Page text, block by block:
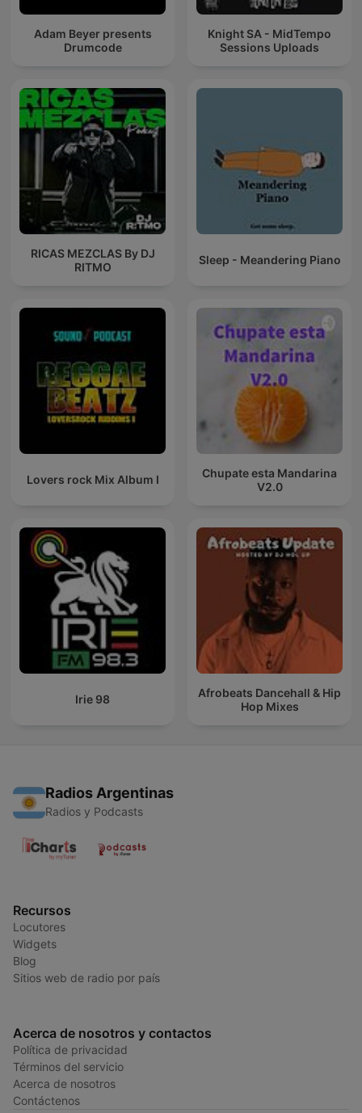
Adam Beyer presents
Drumcode
Knight SA - MidTempo
Sessions Uploads
RICAS MEZCLAS By DJ
RITMO
Sleep - Meandering Piano
Lovers rock Mix Album I
Chupate esta Mandarina
V2.0
Irie 98
Afrobeats Dancehall & Hip
Hop Mixes
Radios Argentinas
Radios y Podcasts
Recursos
Locutores
Widgets
Blog
Sitios web de radio por país
Acerca de nosotros y contactos
Política de privacidad
Términos del servicio
Acerca de nosotros
Contáctenos